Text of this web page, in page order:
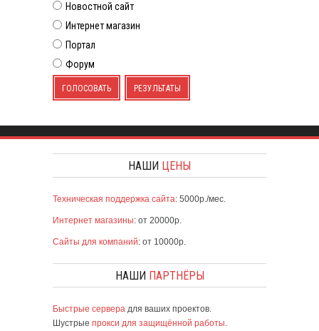
Новостной сайт
Интернет магазин
Портал
Форум
ГОЛОСОВАТЬ РЕЗУЛЬТАТЫ
НАШИ ЦЕНЫ
Техническая поддержка сайта: 5000р./мес.
Интернет магазины: от 20000р.
Сайты для компаний: от 10000р.
НАШИ ПАРТНЁРЫ
Быстрые сервера для ваших проектов.
Шустрые прокси для защищённой работы.